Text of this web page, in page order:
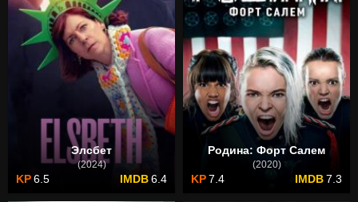
Элсбет
(2024)
6.5 6.4
Родина: Форт Салем
(2020)
7.4 7.3